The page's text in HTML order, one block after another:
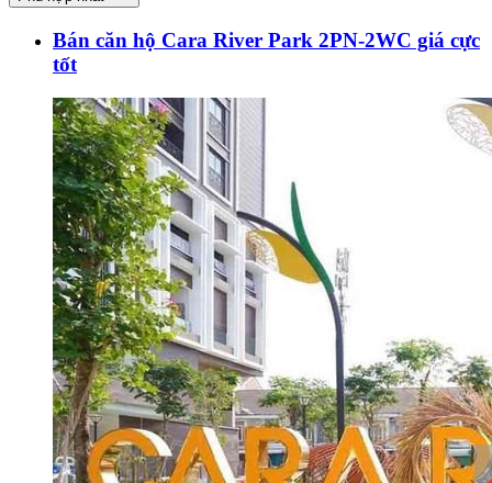
Bán căn hộ Cara River Park 2PN-2WC giá cực
tốt